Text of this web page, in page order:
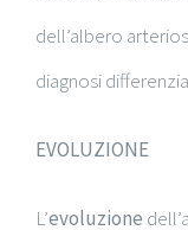
dell’albero
diagnosi
EVOLUZIONE
L’evoluzione